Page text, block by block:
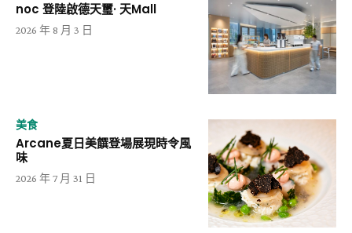
noc 登陸啟德天璽· 天Mall
2026 年 8 月 3 日
美食
Arcane夏日美饌登場展現時令風
味
2026 年 7 月 31 日